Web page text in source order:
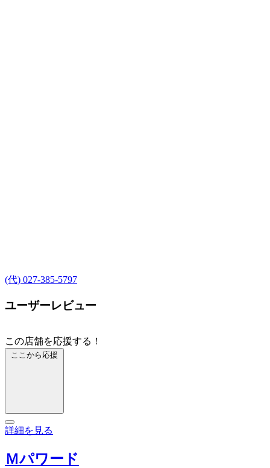
(代) 027-385-5797
ユーザーレビュー
この店舗を応援する！
ここから応援
詳細を見る
Ｍパワード